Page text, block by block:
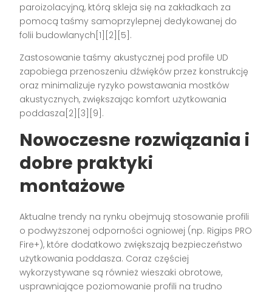
paroizolacyjną, którą skleja się na zakładkach za
pomocą taśmy samoprzylepnej dedykowanej do
folii budowlanych[1][2][5].
Zastosowanie taśmy akustycznej pod profile UD
zapobiega przenoszeniu dźwięków przez konstrukcję
oraz minimalizuje ryzyko powstawania mostków
akustycznych, zwiększając komfort użytkowania
poddasza[2][3][9].
Nowoczesne rozwiązania i
dobre praktyki
montażowe
Aktualne trendy na rynku obejmują stosowanie profili
o podwyższonej odporności ogniowej (np. Rigips PRO
Fire+), które dodatkowo zwiększają bezpieczeństwo
użytkowania poddasza. Coraz częściej
wykorzystywane są również wieszaki obrotowe,
usprawniające poziomowanie profili na trudno